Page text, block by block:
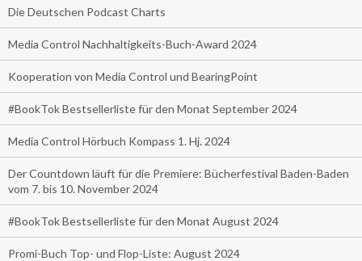
Die Deutschen Podcast Charts
Media Control Nachhaltigkeits-Buch-Award 2024
Kooperation von Media Control und BearingPoint
#BookTok Bestsellerliste für den Monat September 2024
Media Control Hörbuch Kompass 1. Hj. 2024
Der Countdown läuft für die Premiere: Bücherfestival Baden-Baden
vom 7. bis 10. November 2024
#BookTok Bestsellerliste für den Monat August 2024
Promi-Buch Top- und Flop-Liste: August 2024